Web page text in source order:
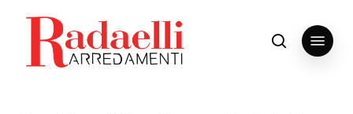
content
search
Menu
Close